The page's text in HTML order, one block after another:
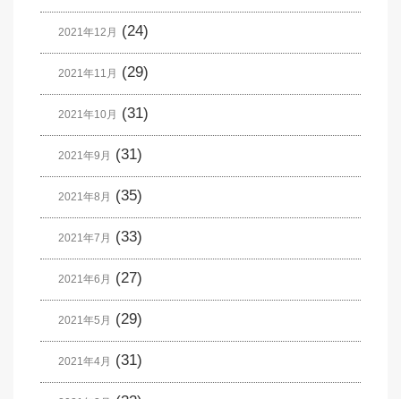
2021年12月 (24)
2021年11月 (29)
2021年10月 (31)
2021年9月 (31)
2021年8月 (35)
2021年7月 (33)
2021年6月 (27)
2021年5月 (29)
2021年4月 (31)